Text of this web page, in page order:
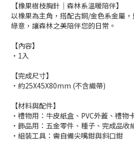
【橡果樹枝胸針｜森林系溫暖陪伴】
以橡果為主角，搭配古銅/金色系金屬
綠意，讓森林之美陪伴您的日常。
【內容】
・1入
【完成尺寸】
・約25X45X80mm (不含織帶)
【材料與配件】
・禮物用：牛皮紙盒、PVC外蓋、禮物
・飾品用：五金零件、種子、完成品收
・組裝工具：需自備尖嘴鉗與斜口鉗